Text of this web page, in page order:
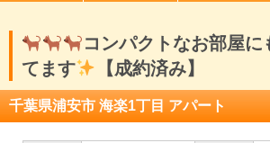
コンパクトなお部屋
てます
【成約済み】
千葉県浦安市 海楽1丁目 アパート